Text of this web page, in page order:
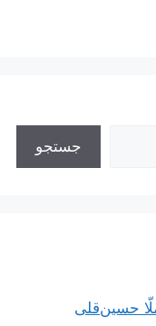
جستجو
حسین‌قلی